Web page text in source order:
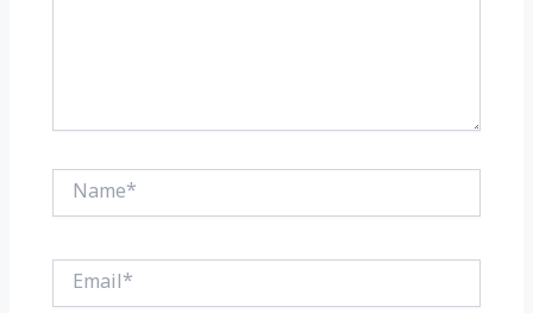
Name*
Email*